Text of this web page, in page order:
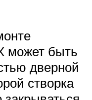
может быть
дверной
створка